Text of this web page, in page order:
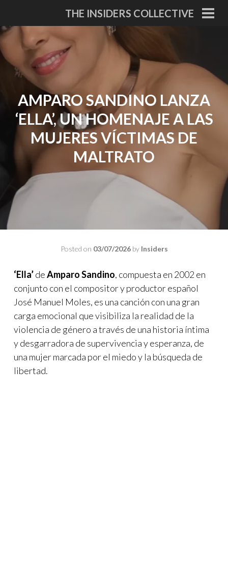
content
THE INSIDERS COLLECTIVE
AMPARO SANDINO LANZA
‘ELLA’, UN HOMENAJE A LAS
MUJERES VÍCTIMAS DE
MALTRATO
Posted on 03/07/2026by Insiders
‘Ella’deAmparo Sandino, compuesta en 2002 en
conjunto con el compositor y productor español
José Manuel Moles, es una canción con una gran
carga emocional que visibiliza la realidad de la
violencia de género a través de una historia íntima
y desgarradora de supervivencia y esperanza, de
una mujer marcada por el miedo y la búsqueda de
libertad.